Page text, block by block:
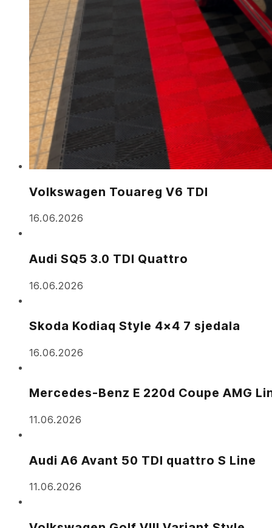
Volkswagen Touareg V6 TDI
16.06.2026
Audi SQ5 3.0 TDI Quattro
16.06.2026
Skoda Kodiaq Style 4×4 7 sjedala
16.06.2026
Mercedes-Benz E 220d Coupe AMG
11.06.2026
Audi A6 Avant 50 TDI quattro S Line
11.06.2026